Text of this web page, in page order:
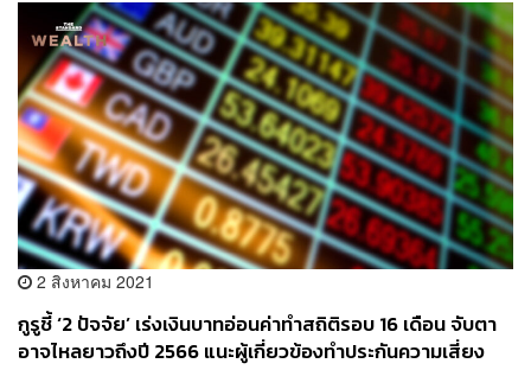
2 สิงหาคม 2021
กูรูชี้ ‘2 ปัจจัย’ เร่งเงินบาทอ่อนค่าทำสถิติรอบ 16 เดือน จับตา
อาจไหลยาวถึงปี 2566 แนะผู้เกี่ยวข้องทำประกันความเสี่ยง